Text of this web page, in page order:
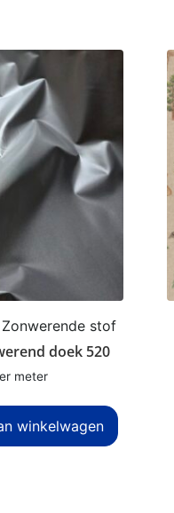
stof
doek 520
meter
winkelwagen